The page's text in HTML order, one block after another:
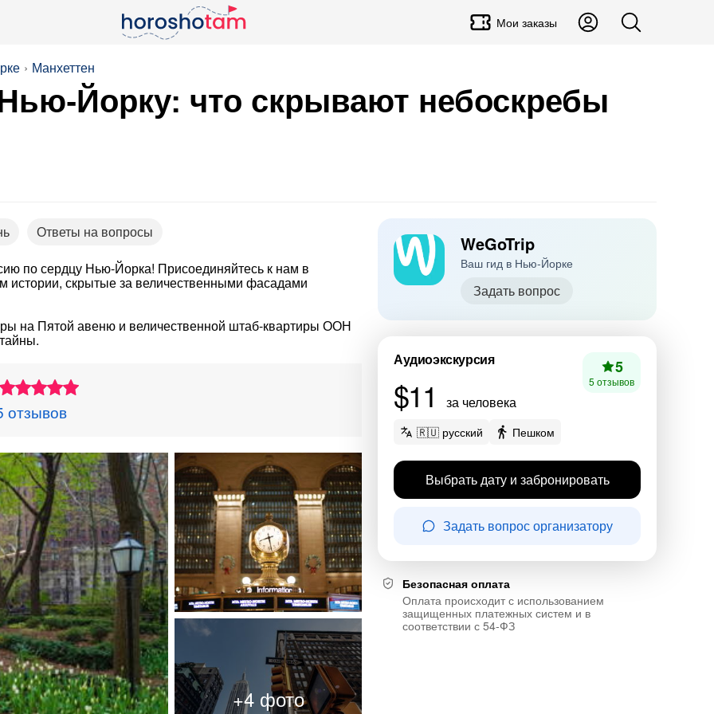
Мои заказы
Манхеттен
Йорку: что скрывают небоскребы
Ответы на вопросы
по сердцу Нью-Йорка! Присоединяйтесь к нам в
истории, скрытые за величественными фасадами
на Пятой авеню и величественной штаб-квартиры ООН
отзывов
WeGoTrip
Ваш гид в Нью-Йорке
Задать вопрос
Аудиоэкскурсия
$11 за человека
5
5 отзывов
🇷🇺 русский Пешком
Выбрать дату и забронировать
Задать вопрос организатору
Безопасная оплата
Оплата происходит с использованием
защищенных платежных систем и в
соответствии с 54-ФЗ